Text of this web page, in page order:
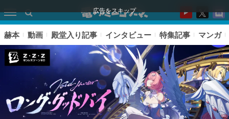
広告をスキップ
赫本 動画 殿堂入り記事 インタビュー 特集記事 マンガ